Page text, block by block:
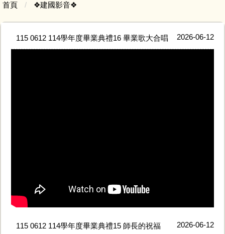
首頁 ❖建國影音❖
115 0612 114學年度畢業典禮16 畢業歌大合唱 2026-06-12
115 0612 114學年度畢業典禮15 師長的祝福 2026-06-12